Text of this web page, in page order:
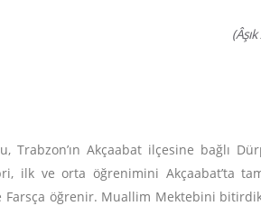
Trabzon’ın Akçaabat ilçesine bağlı
ilk ve orta öğrenimini Akçaabat’ta
Farsça öğrenir. Muallim Mektebini